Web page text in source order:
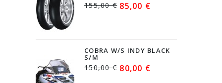
85,00 €
155,00 €
COBRA W/S INDY BLACK
S/M
80,00 €
150,00 €